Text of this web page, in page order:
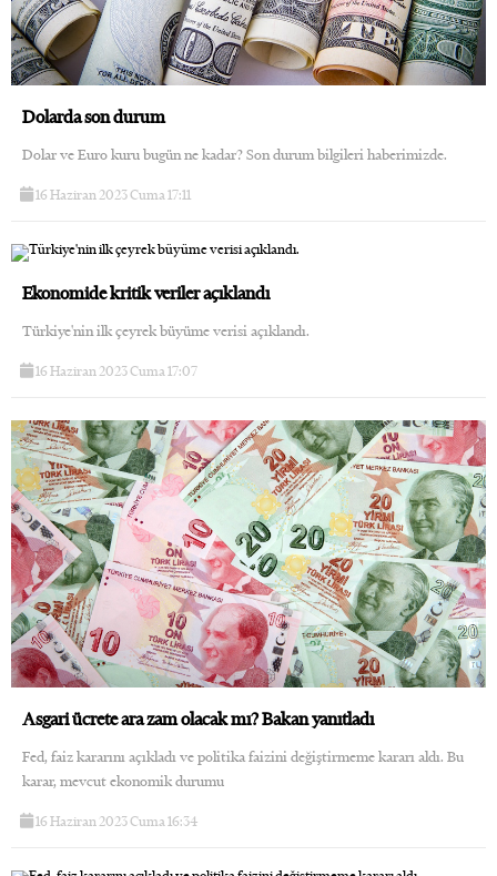
Dolarda son durum
Dolar ve Euro kuru bugün ne kadar? Son durum bilgileri haberimizde.
16 Haziran 2023 Cuma 17:11
Ekonomide kritik veriler açıklandı
Türkiye'nin ilk çeyrek büyüme verisi açıklandı.
16 Haziran 2023 Cuma 17:07
Asgari ücrete ara zam olacak mı? Bakan yanıtladı
Fed, faiz kararını açıkladı ve politika faizini değiştirmeme kararı aldı. Bu
karar, mevcut ekonomik durumu
16 Haziran 2023 Cuma 16:34